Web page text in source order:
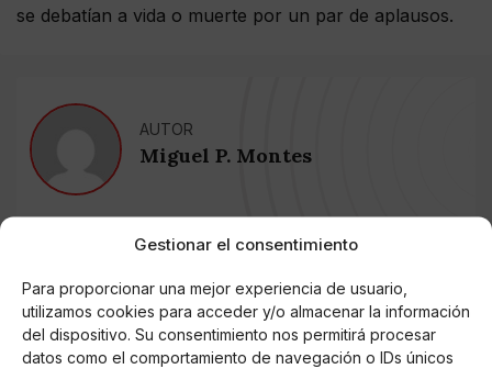
Gestionar el consentimiento
Para proporcionar una mejor experiencia de usuario,
utilizamos cookies para acceder y/o almacenar la información
del dispositivo. Su consentimiento nos permitirá procesar
datos como el comportamiento de navegación o IDs únicos
se debatían a vida o muerte por un par de aplausos.
AUTOR
Miguel P. Montes
Noticias relacionadas
Online Casino
Mejores Cripto Casinos Online en
Colombia 2025: Bitcoin Casinos